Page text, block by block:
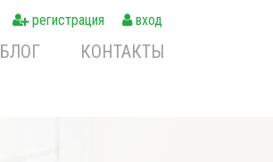
регистрация вход
БЛОГ КОНТАКТЫ